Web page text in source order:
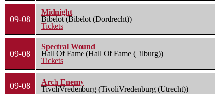
09-08
Midnight
Bibelot (Bibelot (Dordrecht))
Tickets
09-08
Spectral Wound
Hall Of Fame (Hall Of Fame (Tilburg))
Tickets
09-08
Arch Enemy
TivoliVredenburg (TivoliVredenburg (Utrecht))